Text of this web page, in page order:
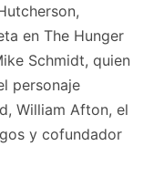
en The Hunger
Schmidt, quien
personaje
William Afton, el
y cofundador